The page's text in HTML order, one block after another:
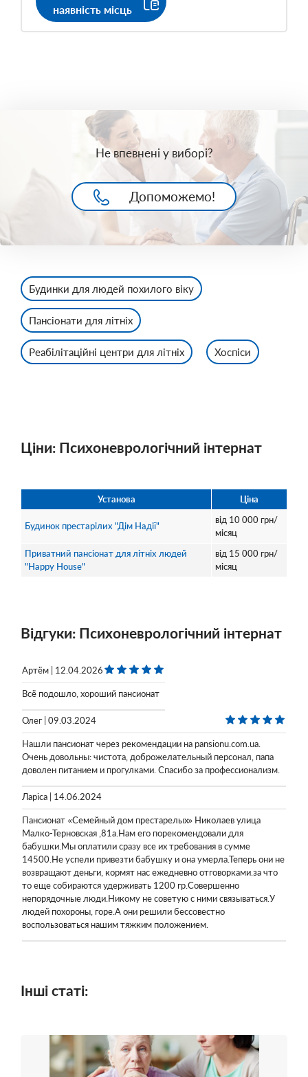
наявність місць
Не впевнені у виборі?
Допоможемо!
Будинки для людей похилого віку
Пансіонати для літніх
Реабілітаційні центри для літніх Хоспіси
Ціни: Психоневрологічний інтернат
Установа Ціна
Будинок престарілих "Дім Надії"
від 10 000грн/
місяц
Приватний пансіонат для літніх людей
"Happy House"
від 15 000 грн/
місяц
Відгуки: Психоневрологічний інтернат
Артём | 12.04.2026
Всё подошло, хороший пансионат
Олег | 09.03.2024
Нашли пансионат через рекомендации на pansionu.com.ua.
Очень довольны: чистота, доброжелательный персонал, папа
доволен питанием и прогулками. Спасибо за профессионализм.
Ларіса | 14.06.2024
Пансионат «Семейный дом престарелых» Николаев улица
Малко-Терновская ,81а.Нам его порекомендовали для
бабушки.Мы оплатили сразу все их требования в сумме
14500.Не успели привезти бабушку и она умерла.Теперь они не
возвращают деньги, кормят нас ежедневно отговорками.за что
то еще собираются удерживать 1200 гр.Совершенно
непорядочные люди.Никому не советую с ними связываться.У
людей похороны, горе.А они решили бессовестно
воспользоваться нашим тяжким положением.
Інші статі: